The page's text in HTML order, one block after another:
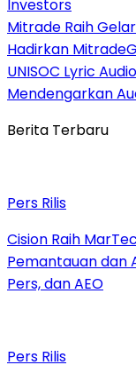
Investors
Mitrade Raih
Hadirkan
UNISOC Lyric
Mendengarkan
Berita Terbaru
Pers Rilis
Cision Raih
Pemantauan dan
Pers, dan AEO
Pers Rilis